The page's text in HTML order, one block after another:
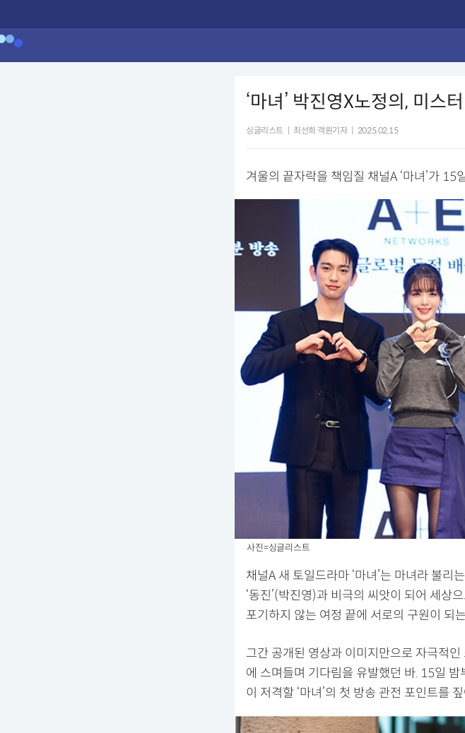
‘마녀’ 박진영X노정의, 미스
싱글리스트 최선희 객원기자 2025.02.15
겨울의 끝자락을 책임질 채널A ‘마녀’가
사진=싱글리스트
채널A 새 토일드라마 ‘마녀’는 마녀라 불
‘동진’(박진영)과 비극의 씨앗이 되어 세상
포기하지 않는 여정 끝에 서로의 구원이 되
그간 공개된 영상과 이미지만으로 자극적
에 스며들며 기다림을 유발했던 바. 15일
이 저격할 ‘마녀’의 첫 방송 관전 포인트를